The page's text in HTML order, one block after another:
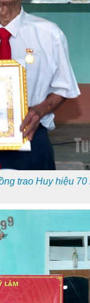
trao Huy hiệu